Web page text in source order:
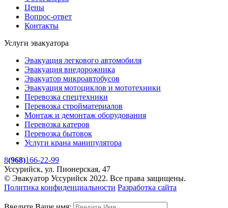
Цены
Вопрос-ответ
Контакты
Услуги эвакуатора
Эвакуация легкового автомобиля
Эвакуация внедорожника
Эвакуатор микроавтобусов
Эвакуация мотоциклов и мототехники
Перевозка спецтехники
Перевозка стройматериалов
Монтаж и демонтаж оборудования
Перевозка катеров
Перевозка бытовок
Услуги крана манипулятора
8(968)166-22-99
Уссурийск, ул. Пионерская, 47
© Эвакуатор Уссурийск 2022. Все права защищены.
Политика конфиденциальности Разработка сайта